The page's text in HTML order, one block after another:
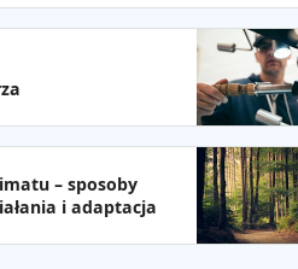
– sposoby
i adaptacja